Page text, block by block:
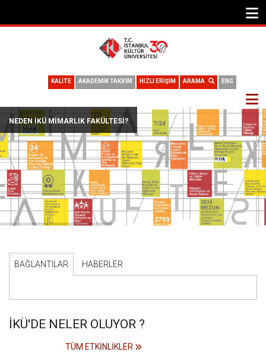
ENG
ARAMA
HIZLI ERİŞİM
AKADEMİK TAKVİM
KALİTE
NEDEN İKÜ MIMARLIK FAKÜLTESI?
BAĞLANTILAR HABERLER
İKÜ'DE NELER OLUYOR ?
TÜM ETKINLIKLER